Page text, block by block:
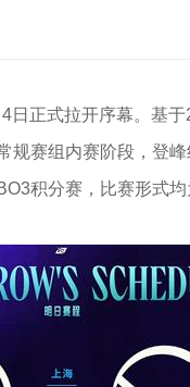
日正式拉开序幕。基
规赛组内赛阶段，登
积分赛，比赛形式均